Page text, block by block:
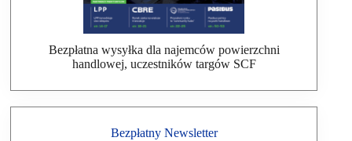
Bezpłatna wysyłka dla najemców powierzchni
handlowej, uczestników targów SCF
Bezpłatny Newsletter